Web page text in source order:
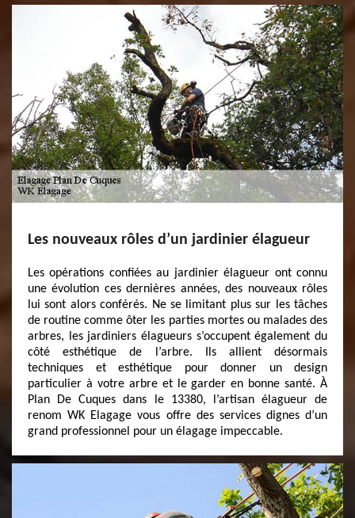
Les nouveaux rôles d’un jardinier élagueur
Les opérations confiées au jardinier élagueur ont connu
une évolution ces dernières années, des nouveaux rôles
lui sont alors conférés. Ne se limitant plus sur les tâches
de routine comme ôter les parties mortes ou malades des
arbres, les jardiniers élagueurs s’occupent également du
côté esthétique de l’arbre. Ils allient désormais
techniques et esthétique pour donner un design
particulier à votre arbre et le garder en bonne santé. À
Plan De Cuques dans le 13380, l’artisan élagueur de
renom WK Elagage vous offre des services dignes d’un
grand professionnel pour un élagage impeccable.